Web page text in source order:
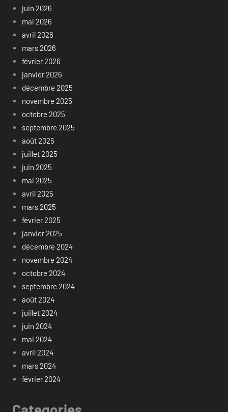
juin 2026
mai 2026
avril 2026
mars 2026
février 2026
janvier 2026
décembre 2025
novembre 2025
octobre 2025
septembre 2025
août 2025
juillet 2025
juin 2025
mai 2025
avril 2025
mars 2025
février 2025
janvier 2025
décembre 2024
novembre 2024
octobre 2024
septembre 2024
août 2024
juillet 2024
juin 2024
mai 2024
avril 2024
mars 2024
février 2024